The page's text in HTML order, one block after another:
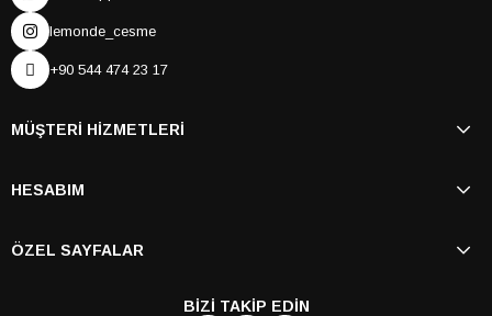
lemonde_cesme
+90 544 474 23 17
MÜŞTERİ HİZMETLERİ
HESABIM
ÖZEL SAYFALAR
BİZİ TAKİP EDİN